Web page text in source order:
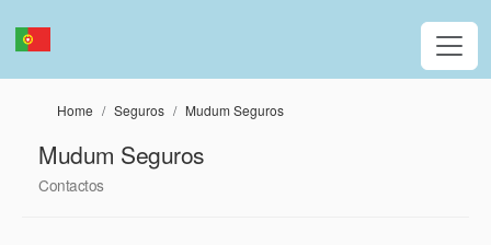
Home Seguros Mudum Seguros
Mudum Seguros
Contactos